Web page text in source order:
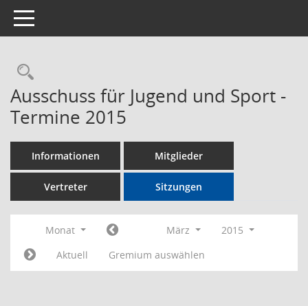
Toggle navigation
Rechercheauswahl
Ausschuss für Jugend und Sport -
Termine 2015
Informationen Mitglieder
Vertreter Sitzungen
Monat März
2015
Aktuell
Gremium auswählen